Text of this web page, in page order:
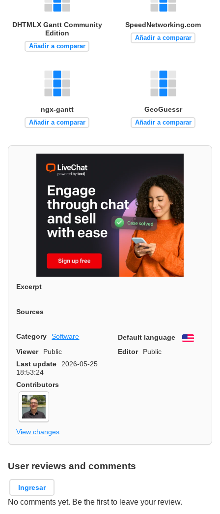
DHTMLX Gantt Community
Edition
Añadir a comparar
SpeedNetworking.com
Añadir a comparar
ngx-gantt
Añadir a comparar
GeoGuessr
Añadir a comparar
Excerpt
Sources
Category Software Default language
English
Viewer
Public Editor
Public
Last update
2026-05-25
18:53:24
Contributors
View changes
User reviews and comments
Ingresar
No comments yet. Be the first to leave your review.